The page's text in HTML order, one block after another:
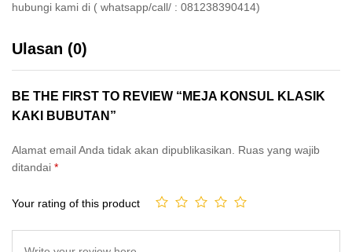
hubungi kami di ( whatsapp/call/ : 081238390414)
Ulasan (0)
BE THE FIRST TO REVIEW “MEJA KONSUL KLASIK
KAKI BUBUTAN”
Alamat email Anda tidak akan dipublikasikan.
Ruas yang wajib
ditandai *
Your rating of this product